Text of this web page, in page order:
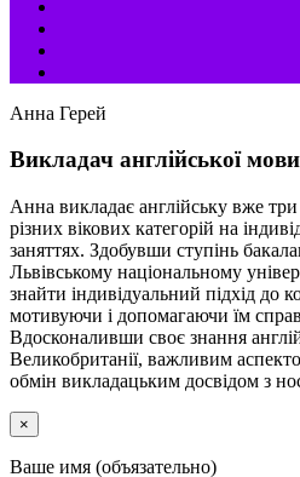
Анна Герей
Викладач англійської мови
Анна викладає англійську вже
різних вікових категорій на
заняттях. Здобувши ступінь
Львівському національному
знайти індивідуальний підхід до
мотивуючи і допомагаючи їм
Вдосконаливши своє знання
Великобританії, важливим
обмін викладацьким досвідом з
×
Ваше имя (объязательно)